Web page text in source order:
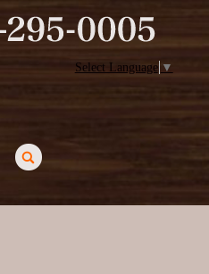
search
Select Language ▼